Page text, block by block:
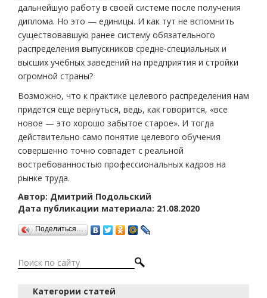
дальнейшую работу в своей системе после получения
диплома. Но это — единицы. И как тут не вспомнить
существовавшую ранее систему обязательного
распределения выпускников средне-специальных и
высших учебных заведений на предприятия и стройки
огромной страны?
Возможно, что к практике целевого распределения нам
придется еще вернуться, ведь, как говорится, «все
новое — это хорошо забытое старое». И тогда
действительно само понятие целевого обучения
совершенно точно совпадет с реальной
востребованностью профессиональных кадров на
рынке труда.
Автор: Дмитрий Подольский
Дата публикации материала: 21.08.2020
Поделиться…
Категории статей